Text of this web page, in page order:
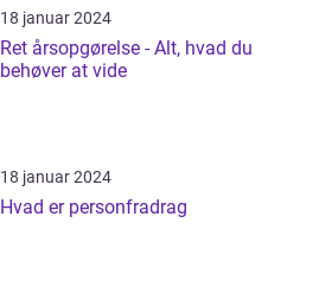
18 januar 2024
Ret årsopgørelse - Alt, hvad du
behøver at vide
18 januar 2024
Hvad er personfradrag